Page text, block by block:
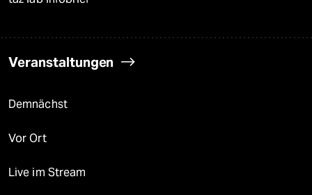
Veranstaltungen
Demnächst
Vor Ort
Live im Stream